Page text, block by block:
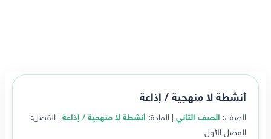
أنشطة لا منهجية / إذاعة
الصف: الصف الثاني | المادة: أنشطة لا منهجية / إذاعة | الفصل:
الفصل الأول